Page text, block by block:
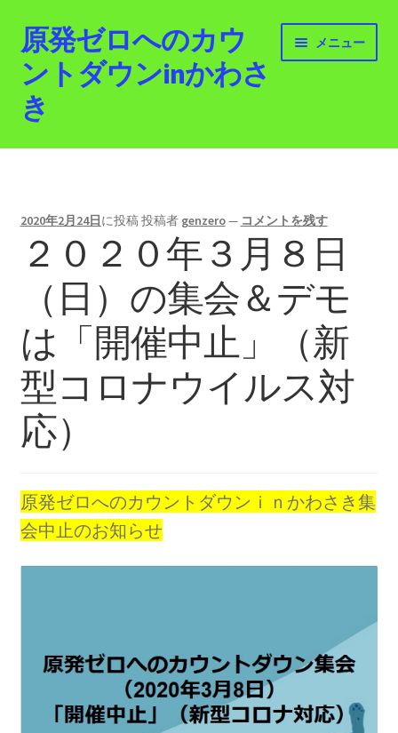
ナ
ビ
ゲ
ー
シ
キ
ッ
コ
ン
テ
ン
ツ
プ
原発ゼロへのカウ
ントダウンinかわさ
き
メニュー
ホーム
活動紹介
2012.3.11 「原発ゼロへのカウントダウンinかわさ
き」「原発ゼロへの行進！誰でもデモ！」
原発ゼロ金曜日行動 inかわさき
2013.3.10 第２回原発ゼロへのカウントダウンinかわ
さき 集会
さき 集会
2014.10.13 「今こそ９条inかわさき」大集会 第二分
科会【原発は人権問題だ】 福島からの発言
2015.3.8 第4回原発ゼロへのカウントダウンinかわさ
き 集会
2020年2月24日に投稿投稿者 genzero— コメントを残す
２０２０年３月８日
（日）の集会＆デモ
は「開催中止」（新
型コロナウイルス対
応）
原発ゼロへのカウントダウンｉｎかわさき集
会中止のお知らせ